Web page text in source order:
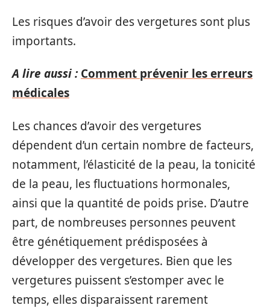
Les risques d’avoir des vergetures sont plus
importants.
A lire aussi : Comment prévenir les erreurs
médicales
Les chances d’avoir des vergetures
dépendent d’un certain nombre de facteurs,
notamment, l’élasticité de la peau, la tonicité
de la peau, les fluctuations hormonales,
ainsi que la quantité de poids prise. D’autre
part, de nombreuses personnes peuvent
être génétiquement prédisposées à
développer des vergetures. Bien que les
vergetures puissent s’estomper avec le
temps, elles disparaissent rarement